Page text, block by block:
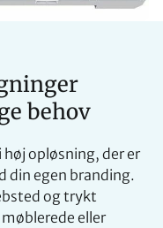
behov
opløsning, der er
din egen branding.
og trykt
eller